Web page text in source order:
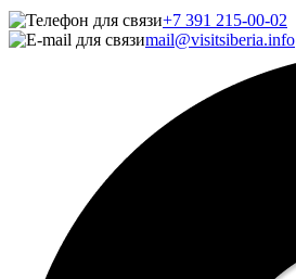
+7 391 215-00-02
mail@visitsiberia.info